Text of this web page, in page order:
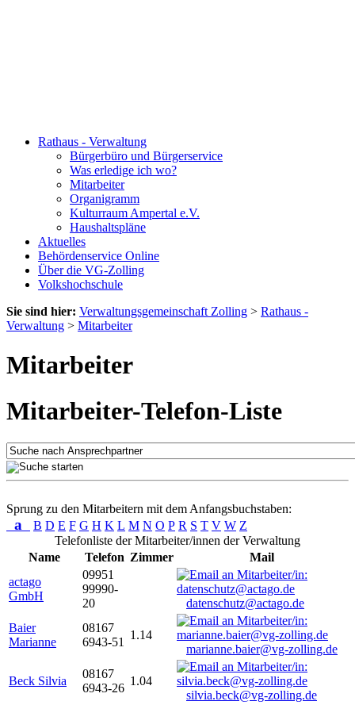
Rathaus - Verwaltung
Bürgerbüro und Bürgerservice
Was erledige ich wo?
Mitarbeiter
Organigramm
Kulturraum Ampertal e.V.
Haushaltspläne
Aktuelles
Behördenservice Online
Über die VG-Zolling
Volkshochschule
Sie sind hier: Verwaltungsgemeinschaft Zolling > Rathaus -
Verwaltung > Mitarbeiter
Mitarbeiter
Mitarbeiter-Telefon-Liste
Sprung zu den Mitarbeitern mit dem Anfangsbuchstaben:
a B D E F G H K L M N O P R S T V W Z
Telefonliste der Mitarbeiter/innen der Verwaltung
Name
Telefon Zimmer
Mail
actago
GmbH
09951
99990-
20
datenschutz@actago.de
Baier
Marianne
08167
6943-51
1.14
marianne.baier@vg-zolling.de
Beck Silvia
08167
6943-26
1.04
silvia.beck@vg-zolling.de